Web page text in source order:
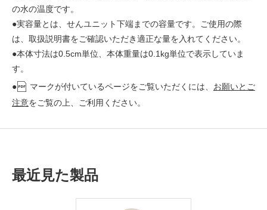
の水の温度です。
●実容量とは、せんユニット下端までの容量です。ご使用の際
は、取扱説明書をご確認いただき適正な量を入れてください。
●本体寸法は0.5cm単位、本体重量は0.1kg単位で表示していま
す。
●
マークが付いているページをご覧いただくには、 お願いとご
注意をご覧の上、ご利用ください。
最近見た製品